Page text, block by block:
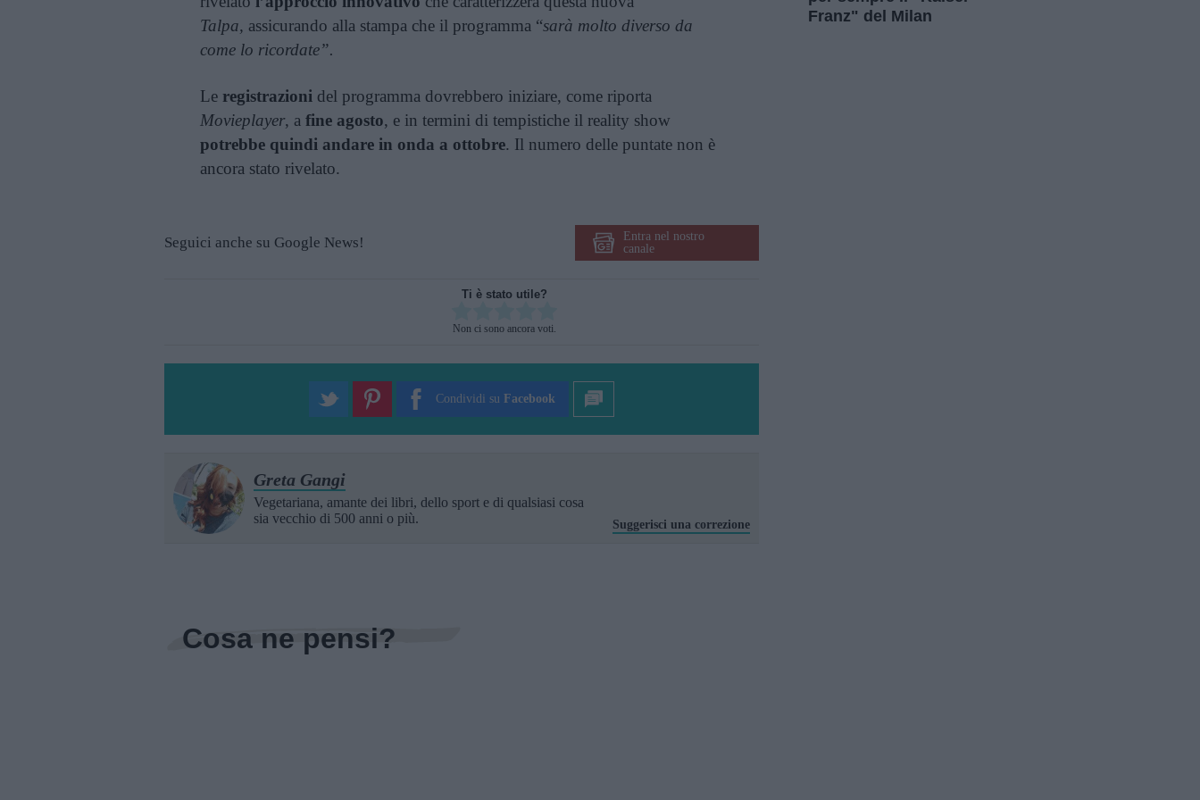
Talpa, assicurando alla stampa che il programma “sarà molto diverso da
come lo ricordate”.
Le registrazioni del programma dovrebbero iniziare, come riporta
Movieplayer, a fine agosto, e in termini di tempistiche il reality show
potrebbe quindi andare in onda a ottobre. Il numero delle puntate non è
ancora stato rivelato.
Seguici anche su Google News!
Entra nel nostro
canale
Ti è stato utile?
Non ci sono ancora voti.
Condividi su Facebook
Greta Gangi
Vegetariana, amante dei libri, dello sport e di qualsiasi cosa
sia vecchio di 500 anni o più.
Suggerisci una correzione
Franz" del Milan
Cosa ne pensi?